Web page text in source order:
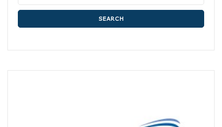
SEARCH